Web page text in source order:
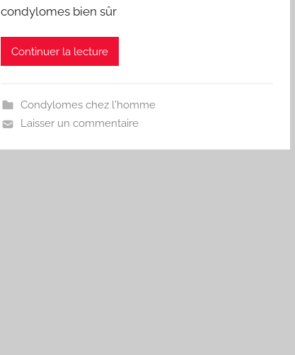
condylomes bien sûr
Continuer la lecture
Condylomes chez l'homme
Laisser un commentaire